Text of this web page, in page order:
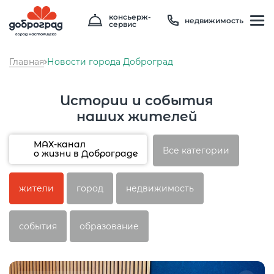
консьерж-
сервис
недвижимость
Главная Новости города Доброград
Истории и события
наших жителей
МАХ-канал
о жизни в Доброграде
Все категории
жители город недвижимость
события образование
8 800 600 01 49
servis@uk-dobrograd.ru
Влажность
88 %
Давление
? PM2.5
? PM10 4 мкг/м3